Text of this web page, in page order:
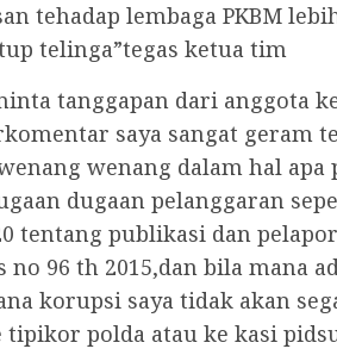
tehadap lembaga PKBM
telinga”tegas ketua tim
tanggapan dari anggota
saya sangat geram
wenang dalam hal
dugaan pelanggaran
tentang publikasi dan
no 96 th 2015,dan bila mana
korupsi saya tidak akan
polda atau ke kasi